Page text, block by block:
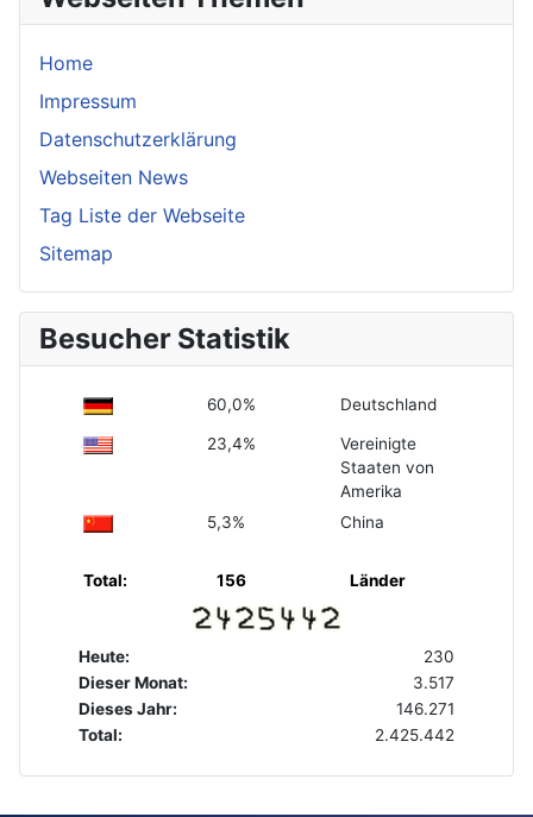
Home
Impressum
Datenschutzerklärung
Webseiten News
Tag Liste der Webseite
Sitemap
Besucher Statistik
60,0% Deutschland
23,4%
Vereinigte
Staaten von
Amerika
5,3%
China
Total: 156 Länder
Heute:
230
Dieser Monat:
3.517
Dieses Jahr:
146.271
Total:
2.425.442